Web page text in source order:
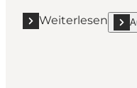
Weiterlesen
Mehr erfahren